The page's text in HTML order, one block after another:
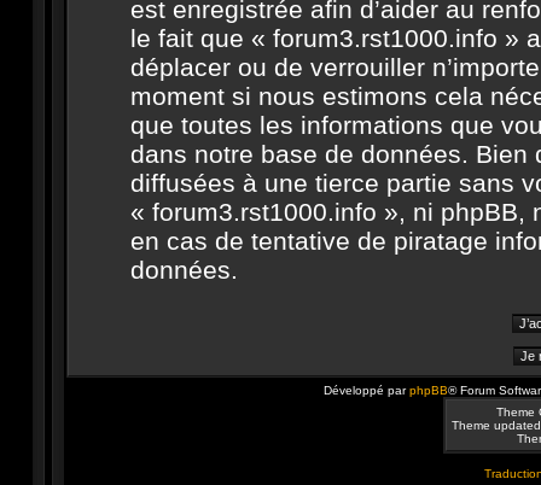
est enregistrée afin d’aider au
le fait que « forum3.rst1000.info »
déplacer ou de verrouiller
moment si nous estimons cela
que toutes les informations que
dans notre base de données.
diffusées à une tierce partie sans
« forum3.rst1000.info », ni phpBB,
en cas de tentative de piratage
données.
Développé parphpBB® Forum
Theme
Theme